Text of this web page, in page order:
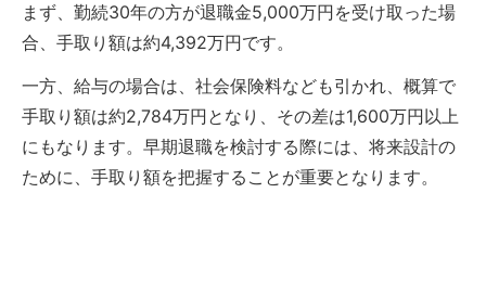
まず、勤続30年の方が退職金5,000万円を受け取った場
合、手取り額は約4,392万円です。
一方、給与の場合は、社会保険料なども引かれ、概算で
手取り額は約2,784万円となり、その差は1,600万円以上
にもなります。早期退職を検討する際には、将来設計の
ために、手取り額を把握することが重要となります。